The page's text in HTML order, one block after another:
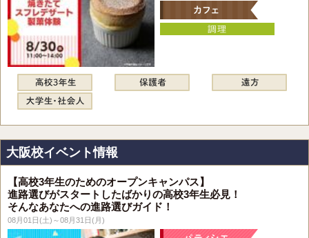
大阪校イベント情報
【高校3年生のためのオープンキャンパス】
進路選びがスタートしたばかりの高校3年生必見！
そんなあなたへの進路選びガイド！
08月01日(土)～08月31日(月)